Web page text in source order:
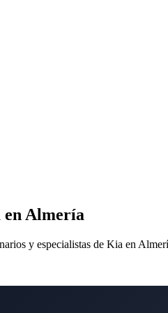
en Almería
y especialistas de Kia en